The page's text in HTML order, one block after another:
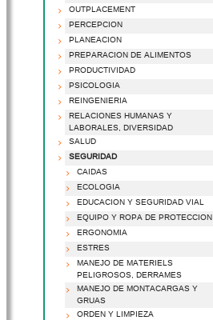
OUTPLACEMENT
PERCEPCION
PLANEACION
PREPARACION DE ALIMENTOS
PRODUCTIVIDAD
PSICOLOGIA
REINGENIERIA
RELACIONES HUMANAS Y
LABORALES, DIVERSIDAD
SALUD
SEGURIDAD
CAIDAS
ECOLOGIA
EDUCACION Y SEGURIDAD VIAL
EQUIPO Y ROPA DE PROTECCION
ERGONOMIA
ESTRES
MANEJO DE MATERIELS
PELIGROSOS, DERRAMES
MANEJO DE MONTACARGAS Y
GRUAS
ORDEN Y LIMPIEZA